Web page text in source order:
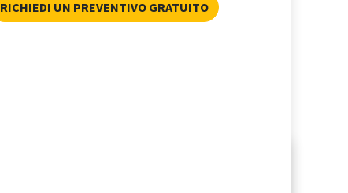
RICHIEDI UN PREVENTIVO GRATUITO